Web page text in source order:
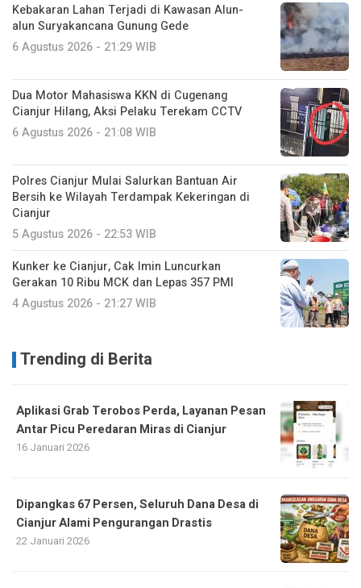
Kebakaran Lahan Terjadi di Kawasan Alun-
alun Suryakancana Gunung Gede
6 Agustus 2026 - 21:29 WIB
Dua Motor Mahasiswa KKN di Cugenang
Cianjur Hilang, Aksi Pelaku Terekam CCTV
6 Agustus 2026 - 21:08 WIB
Polres Cianjur Mulai Salurkan Bantuan Air
Bersih ke Wilayah Terdampak Kekeringan di
Cianjur
5 Agustus 2026 - 22:53 WIB
Kunker ke Cianjur, Cak Imin Luncurkan
Gerakan 10 Ribu MCK dan Lepas 357 PMI
4 Agustus 2026 - 21:27 WIB
Trending di Berita
Aplikasi Grab Terobos Perda, Layanan Pesan
Antar Picu Peredaran Miras di Cianjur
16 Januari 2026
Dipangkas 67 Persen, Seluruh Dana Desa di
Cianjur Alami Pengurangan Drastis
22 Januari 2026